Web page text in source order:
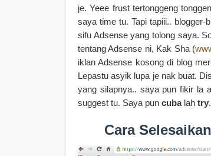
je. Yeee frust tertonggeng
saya time tu. Tapi tapiii..
sifu Adsense yang tolong saya.
tentang Adsense ni, Kak Sha (
iklan Adsense kosong di blog
Lepastu asyik lupa je nak buat.
yang silapnya.. saya pun fikir la
suggest tu. Saya pun cubalah try
Cara